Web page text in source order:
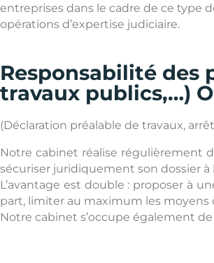
entreprises dans le cadre de ce type
opérations d’expertise judiciaire.
Responsabilité des
travaux publics,…)
(Déclaration préalable de travaux,
Notre cabinet réalise régulièrement
sécuriser juridiquement son dossier à
L’avantage est double : proposer à
part, limiter au maximum les moyens
Notre cabinet s’occupe également